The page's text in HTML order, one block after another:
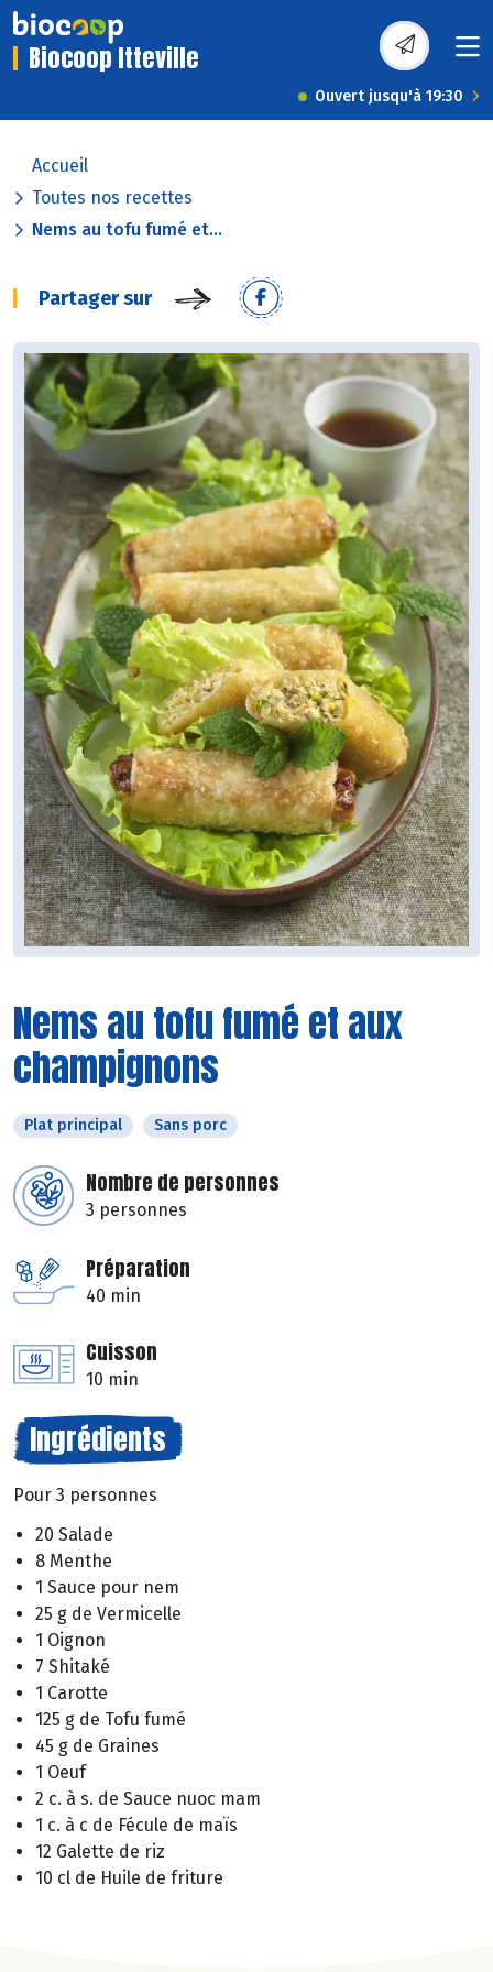
Biocoop Itteville
Ouvert jusqu'à 19:30
Accueil
Toutes nos recettes
Nems au tofu fumé et...
Partager sur
Nems au tofu fumé et aux
champignons
Plat principal Sans porc
Nombre de personnes
3 personnes
Préparation
40 min
Cuisson
10 min
Ingrédients
Pour 3 personnes
20 Salade
8 Menthe
1 Sauce pour nem
25 g de Vermicelle
1 Oignon
7 Shitaké
1 Carotte
125 g de Tofu fumé
45 g de Graines
1 Oeuf
2 c. à s. de Sauce nuoc mam
1 c. à c de Fécule de maïs
12 Galette de riz
10 cl de Huile de friture